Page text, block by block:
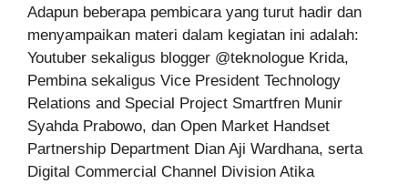
Adapun beberapa pembicara yang turut hadir dan
menyampaikan materi dalam kegiatan ini adalah:
Youtuber sekaligus blogger @teknologue Krida,
Pembina sekaligus Vice President Technology
Relations and Special Project Smartfren Munir
Syahda Prabowo, dan Open Market Handset
Partnership Department Dian Aji Wardhana, serta
Digital Commercial Channel Division Atika